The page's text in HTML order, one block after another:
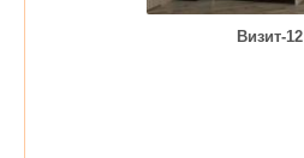
Визит-12